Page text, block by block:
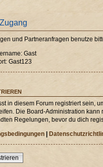
und Partneranfragen benutze
Gast
Gast123
in diesem Forum registriert sein,
Die Board-Administration
Regelungen, bevor du dich
|